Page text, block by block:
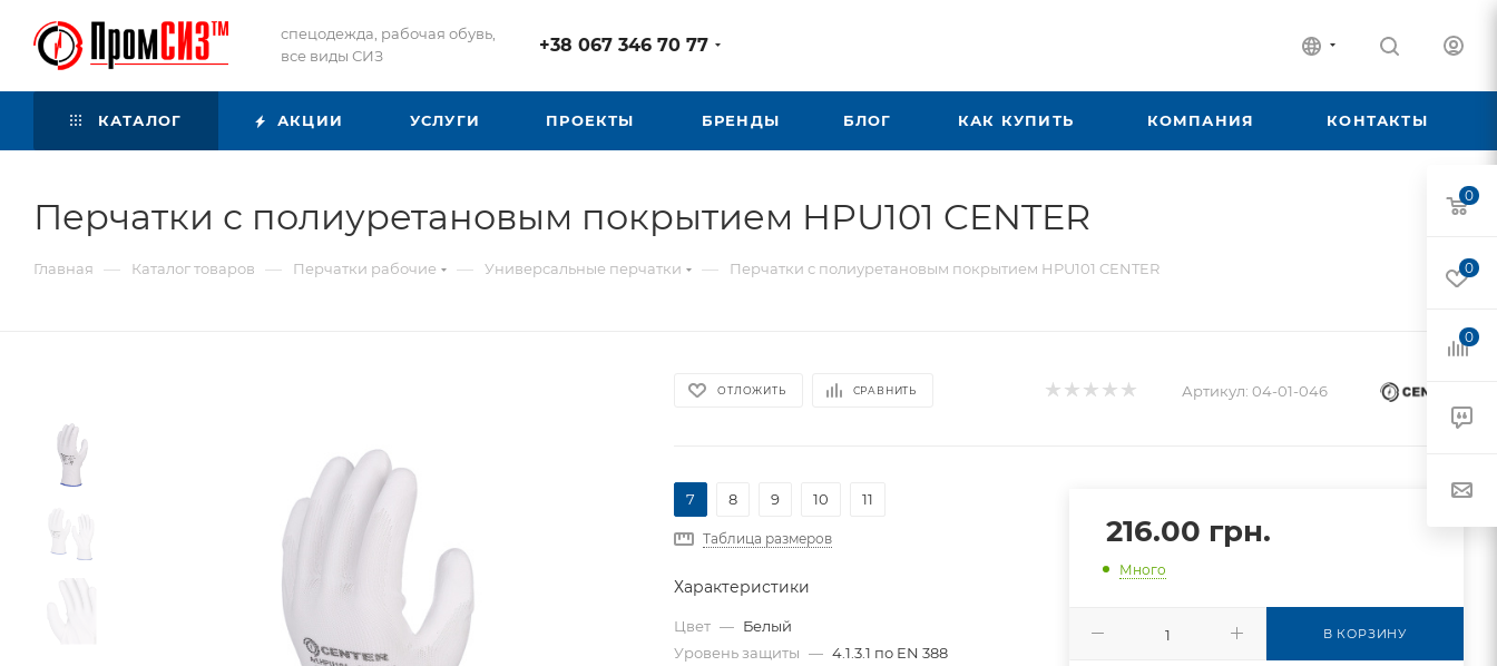
спецодежда, рабочая обувь,
все виды СИЗ
+38 067 346 70 77
КАТАЛОГ АКЦИИ УСЛУГИ ПРОЕКТЫ БРЕНДЫ БЛОГ КАК КУПИТЬ КОМПАНИЯ КОНТАКТЫ
Перчатки с полиуретановым покрытием HPU101 CENTER
Главная — Каталог товаров — Перчатки рабочие — Универсальные перчатки — Перчатки с полиуретановым покрытием HPU101 CENTER
ОТЛОЖИТЬ СРАВНИТЬ Артикул: 04-01-046
7 8 9 10 11
Таблица размеров
Характеристики
Цвет — Белый
Уровень защиты — 4.1.3.1 по EN 388
216.00 грн.
Много
В КОРЗИНУ
0
0
0